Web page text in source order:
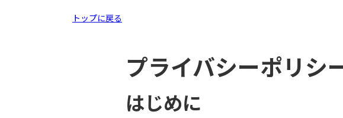
トップに戻る
プライバシーポリシ
はじめに